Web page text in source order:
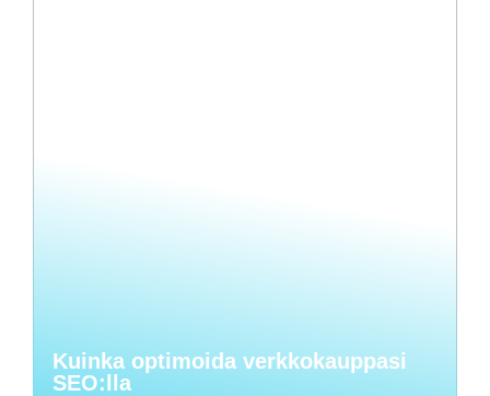
Kuinka optimoida verkkokauppasi
SEO:lla